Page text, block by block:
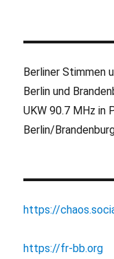
Berliner Stimmen
Berlin und
UKW 90.7 MHz in
Berlin/
https://
https://fr-bb.org